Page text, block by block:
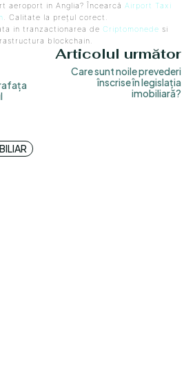
aeroport in Anglia? Încearcă Airport Taxi
. Calitate la prețul corect.
in tranzactionarea de Criptomonede si
blockchain.
Articolul următor
Care sunt noile prevederi
înscrise în legislația
imobiliară?